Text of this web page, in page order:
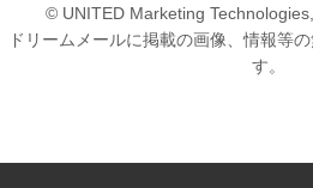
© UNITED Marketing
ドリームメールに掲載の画像、情報等
す。